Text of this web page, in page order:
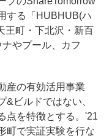
する「HUBHUB(ハ
王町・下北沢・新百
やプール、カフ
産の有効活用事業
&ビルドではない、
点を特徴とする。'21
町で実証実験を行な